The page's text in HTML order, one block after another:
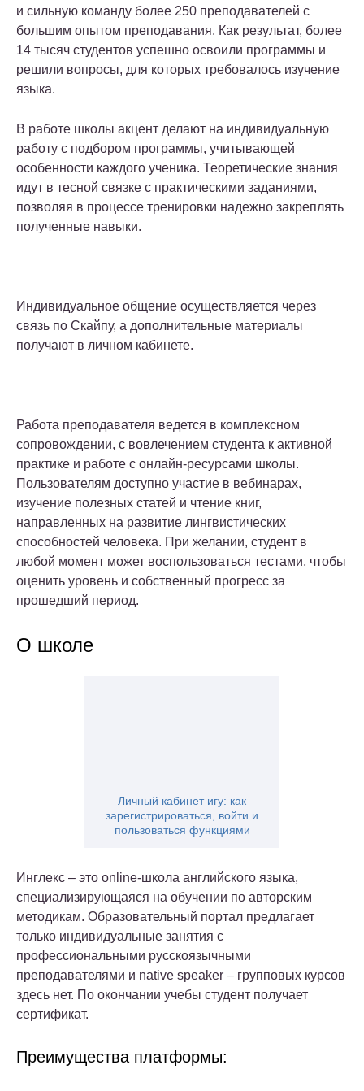
и сильную команду более 250 преподавателей с
большим опытом преподавания. Как результат, более
14 тысяч студентов успешно освоили программы и
решили вопросы, для которых требовалось изучение
языка.
В работе школы акцент делают на индивидуальную
работу с подбором программы, учитывающей
особенности каждого ученика. Теоретические знания
идут в тесной связке с практическими заданиями,
позволяя в процессе тренировки надежно закреплять
полученные навыки.
Индивидуальное общение осуществляется через
связь по Скайпу, а дополнительные материалы
получают в личном кабинете.
Работа преподавателя ведется в комплексном
сопровождении, с вовлечением студента к активной
практике и работе с онлайн-ресурсами школы.
Пользователям доступно участие в вебинарах,
изучение полезных статей и чтение книг,
направленных на развитие лингвистических
способностей человека. При желании, студент в
любой момент может воспользоваться тестами, чтобы
оценить уровень и собственный прогресс за
прошедший период.
О школе
Личный кабинет игу: как
зарегистрироваться, войти и
пользоваться функциями
Инглекс – это online-школа английского языка,
специализирующаяся на обучении по авторским
методикам. Образовательный портал предлагает
только индивидуальные занятия с
профессиональными русскоязычными
преподавателями и native speaker – групповых курсов
здесь нет. По окончании учебы студент получает
сертификат.
Преимущества платформы: